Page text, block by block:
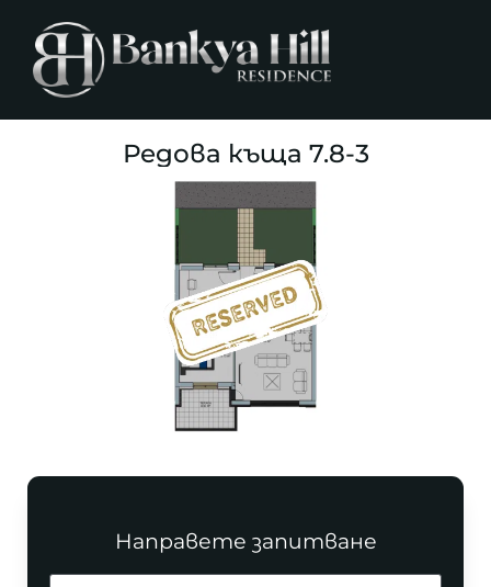
Редова къща 7.8-3
Направете запитване